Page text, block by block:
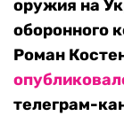
оружия на
оборонного
Роман
телеграм-